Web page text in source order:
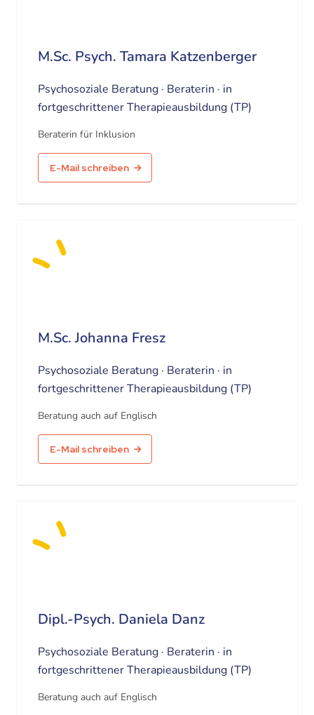
M.Sc. Psych. Tamara Katzenberger
Psychosoziale Beratung · Beraterin · in
fortgeschrittener Therapieausbildung (TP)
Beraterin für Inklusion
E-Mail schreiben
M.Sc. Johanna Fresz
Psychosoziale Beratung · Beraterin · in
fortgeschrittener Therapieausbildung (TP)
Beratung auch auf Englisch
E-Mail schreiben
Dipl.-Psych. Daniela Danz
Psychosoziale Beratung · Beraterin · in
fortgeschrittener Therapieausbildung (TP)
Beratung auch auf Englisch